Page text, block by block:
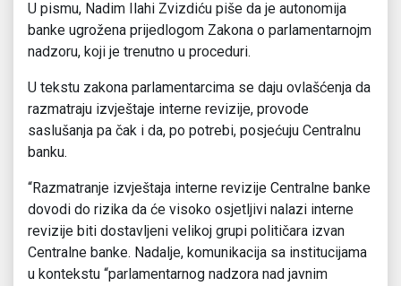
U pismu, Nadim Ilahi Zvizdiću piše da je autonomija
banke ugrožena prijedlogom Zakona o parlamentarnojm
nadzoru, koji je trenutno u proceduri.
U tekstu zakona parlamentarcima se daju ovlašćenja da
razmatraju izvještaje interne revizije, provode
saslušanja pa čak i da, po potrebi, posjećuju Centralnu
banku.
“Razmatranje izvještaja interne revizije Centralne banke
dovodi do rizika da će visoko osjetljivi nalazi interne
revizije biti dostavljeni velikoj grupi političara izvan
Centralne banke. Nadalje, komunikacija sa institucijama
u kontekstu “parlamentarnog nadzora nad javnim